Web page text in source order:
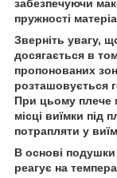
забезпечуючи
пружності
Зверніть увагу,
досягається в
пропонованих
розташовується
При цьому плече
місці виїмки під
потрапляти у
В основі
реагує на